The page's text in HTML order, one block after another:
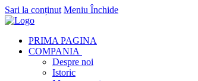
Sari la conținut Meniu Închide
PRIMA PAGINA
COMPANIA
Despre noi
Istoric